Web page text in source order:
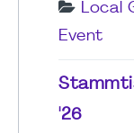
Local
Event
'26